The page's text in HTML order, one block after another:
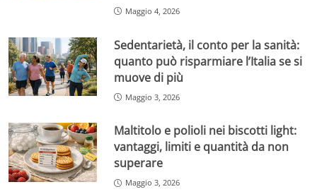
Maggio 4, 2026
Sedentarietà, il conto per la sanità:
quanto può risparmiare l’Italia se si
muove di più
Maggio 3, 2026
Maltitolo e polioli nei biscotti light:
vantaggi, limiti e quantità da non
superare
Maggio 3, 2026